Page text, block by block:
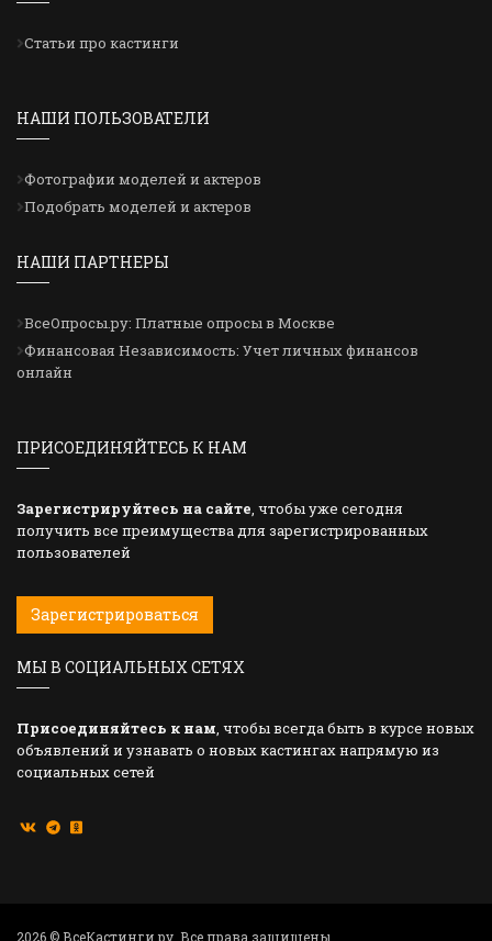
Статьи про кастинги
НАШИ ПОЛЬЗОВАТЕЛИ
Фотографии моделей и актеров
Подобрать моделей и актеров
НАШИ ПАРТНЕРЫ
ВсеОпросы.ру: Платные опросы в Москве
Финансовая Независимость: Учет личных финансов
онлайн
ПРИСОЕДИНЯЙТЕСЬ К НАМ
Зарегистрируйтесь на сайте, чтобы уже сегодня
получить все преимущества для зарегистрированных
пользователей
Зарегистрироваться
МЫ В СОЦИАЛЬНЫХ СЕТЯХ
Присоединяйтесь к нам, чтобы всегда быть в курсе новых
объявлений и узнавать о новых кастингах напрямую из
социальных сетей
2026 © ВсеКастинги.ру. Все права защищены